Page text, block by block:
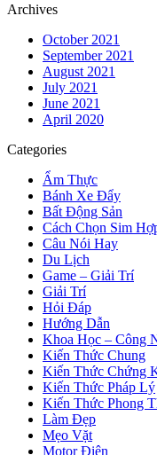
Archives
October 2021
September 2021
August 2021
July 2021
June 2021
April 2020
Categories
Ẩm Thực
Bánh Xe Đẩy
Bất Động Sản
Cách Chọn Sim
Câu Nói Hay
Du Lịch
Game – Giải Trí
Giải Trí
Hỏi Đáp
Hướng Dẫn
Khoa Học – Công
Kiến Thức Chung
Kiến Thức Chứng
Kiến Thức Pháp Lý
Kiến Thức Phong
Làm Đẹp
Mẹo Vặt
Motor Điện